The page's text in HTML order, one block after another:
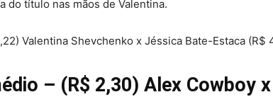
do título nas mãos de Valentina.
Valentina Shevchenko x Jéssica Bate-Estaca (R$
– (R$ 2,30) Alex Cowboy